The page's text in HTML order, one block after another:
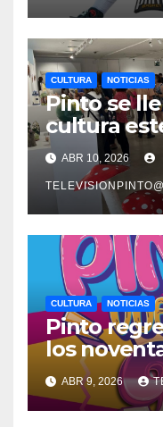
CULTURA NOTICIAS
Pinto se
cultura
una
ABR 10, 2026
CULTURA NOTICIAS
Pinto
los
feria
ABR 9, 2026